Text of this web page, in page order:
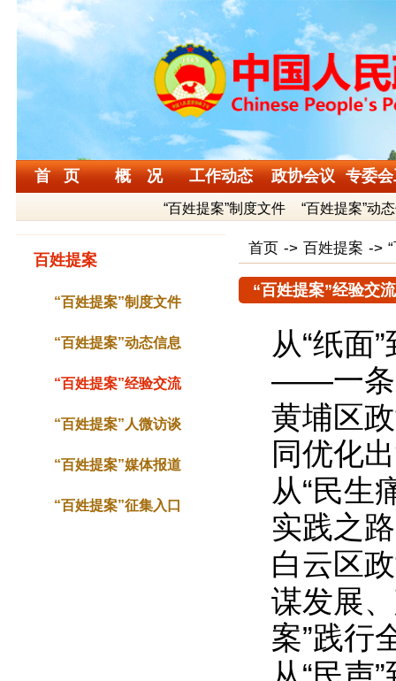
首 页 概 况 工作动态 政协会议 专委
“百姓提案”制度文件 “百姓提案”动
百姓提案
“百姓提案”制度文件
“百姓提案”动态信息
“百姓提案”经验交流
“百姓提案”人微访谈
“百姓提案”媒体报道
“百姓提案”征集入口
首页 -> 百姓提案 ->
“百姓提案”经验交流
从“纸面
——一条
黄埔区
同优化
从“民生
实践之路
白云区
谋发展
案”践行